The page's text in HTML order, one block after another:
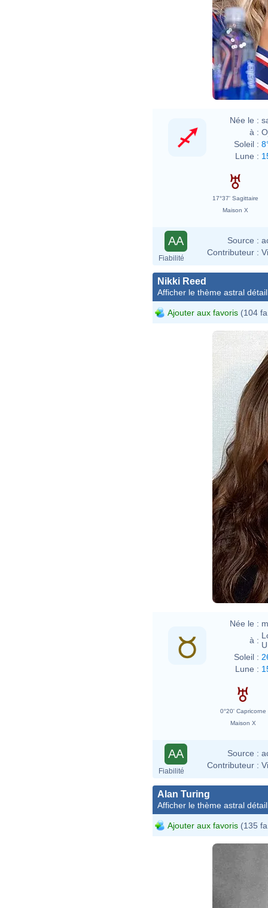
Née le :
à :
Soleil :
Lune :
17°37' Sagittaire
Maison X
AA
Fiabilité
Source :
Contributeur :
Nikki Reed
Afficher le thème astral
Ajouter aux favoris (104
Née le :
à :
Soleil :
Lune :
0°20' Capricorne
Maison X
AA
Fiabilité
Source :
Contributeur :
Alan Turing
Afficher le thème astral
Ajouter aux favoris (135